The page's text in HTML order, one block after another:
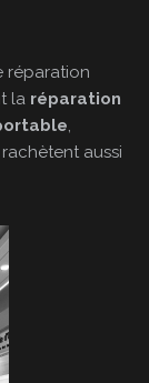
réparation
la réparation
aussi